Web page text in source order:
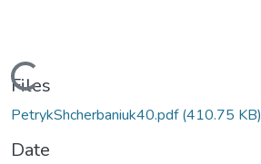
Loading...
Files
PetrykShcherbaniuk40.pdf(410.75 KB)
Date